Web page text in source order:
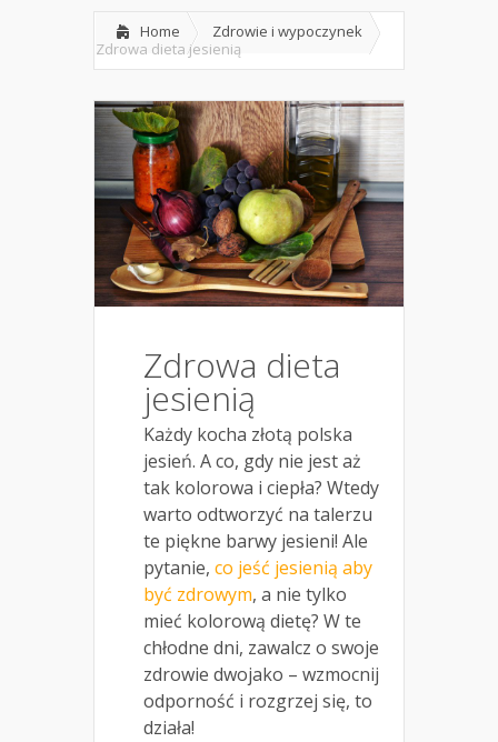
Home
Zdrowie i wypoczynek
Zdrowa dieta jesienią
Zdrowa dieta
jesienią
Każdy kocha złotą polska
jesień. A co, gdy nie jest aż
tak kolorowa i ciepła? Wtedy
warto odtworzyć na talerzu
te piękne barwy jesieni! Ale
pytanie, co jeść jesienią aby
być zdrowym, a nie tylko
mieć kolorową dietę? W te
chłodne dni, zawalcz o swoje
zdrowie dwojako – wzmocnij
odporność i rozgrzej się, to
działa!